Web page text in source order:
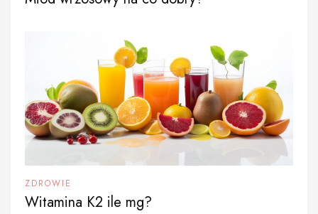
ZDROWIE
Witamina K2 ile mg?